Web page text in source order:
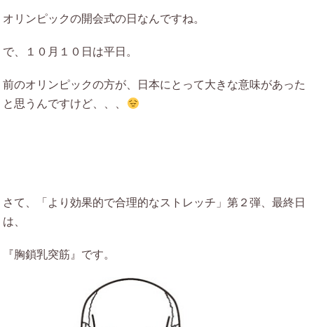
オリンピックの開会式の日なんですね。
で、１０月１０日は平日。
前のオリンピックの方が、日本にとって大きな意味があった
と思うんですけど、、、
さて、「より効果的で合理的なストレッチ」第２弾、最終日
は、
『胸鎖乳突筋』です。